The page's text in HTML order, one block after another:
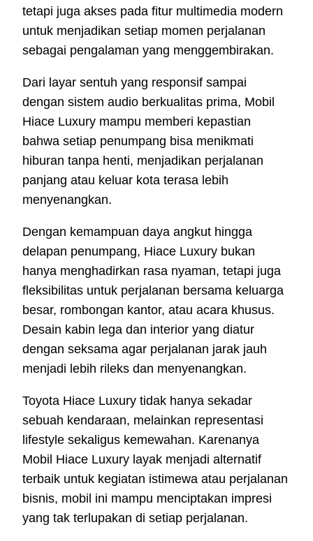
tetapi juga akses pada fitur multimedia modern
untuk menjadikan setiap momen perjalanan
sebagai pengalaman yang menggembirakan.
Dari layar sentuh yang responsif sampai
dengan sistem audio berkualitas prima, Mobil
Hiace Luxury mampu memberi kepastian
bahwa setiap penumpang bisa menikmati
hiburan tanpa henti, menjadikan perjalanan
panjang atau keluar kota terasa lebih
menyenangkan.
Dengan kemampuan daya angkut hingga
delapan penumpang, Hiace Luxury bukan
hanya menghadirkan rasa nyaman, tetapi juga
fleksibilitas untuk perjalanan bersama keluarga
besar, rombongan kantor, atau acara khusus.
Desain kabin lega dan interior yang diatur
dengan seksama agar perjalanan jarak jauh
menjadi lebih rileks dan menyenangkan.
Toyota Hiace Luxury tidak hanya sekadar
sebuah kendaraan, melainkan representasi
lifestyle sekaligus kemewahan. Karenanya
Mobil Hiace Luxury layak menjadi alternatif
terbaik untuk kegiatan istimewa atau perjalanan
bisnis, mobil ini mampu menciptakan impresi
yang tak terlupakan di setiap perjalanan.